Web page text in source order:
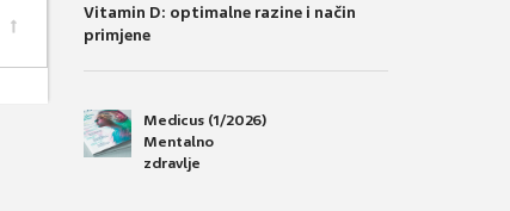
Vitamin D: optimalne razine i način
primjene
Medicus (1/2026)
Mentalno
zdravlje